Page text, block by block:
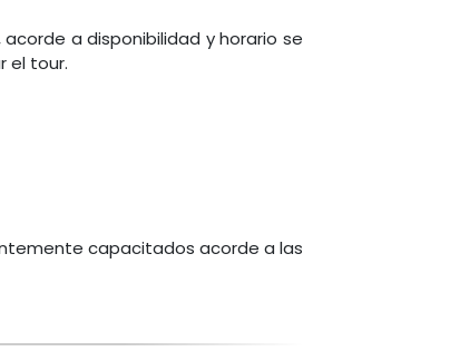
a disponibilidad y horario se
el tour.
capacitados acorde a las